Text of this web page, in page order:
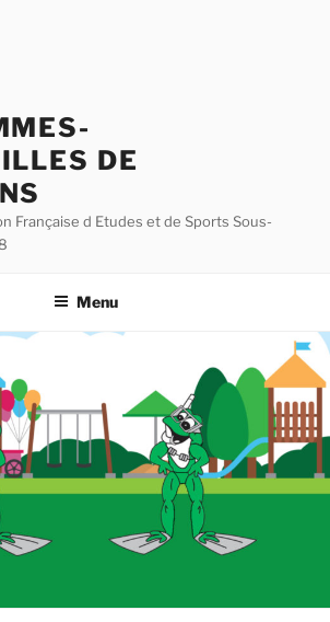
DE
Française d Etudes et de Sports Sous-
Menu